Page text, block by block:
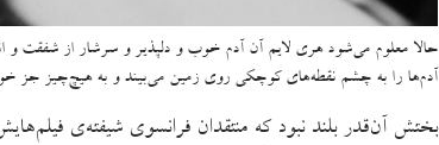
حالا معلوم می‌شود هری لایم آن آدم خوب و دلپذیر و سرشار از شفقت
آدم‌ها را به چشم نقطه‌های کوچکی روی زمین می‌بیند و به هیچ‌چیز جز
بختش آن‌قدر بلند نبود که منتقدان فرانسوی‌ شیفته‌ی